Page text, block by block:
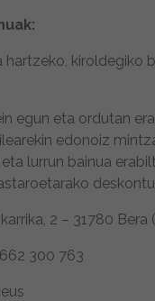
kiroldegiko
egun eta ordutan
edonoiz
lurrun bainua
2 – 31780 Bera
300 763